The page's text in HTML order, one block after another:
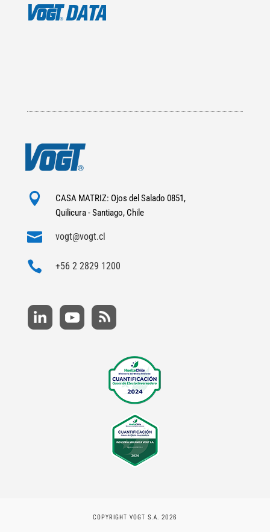

CASA MATRIZ: Ojos del Salado 0851,
Quilicura - Santiago, Chile
 vogt@vogt.cl
 +56 2 2829 1200
COPYRIGHT VOGT S.A. 2026